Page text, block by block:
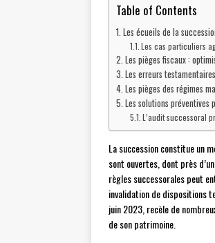
Table of Contents
Les écueils de la
Les cas particuliers
Les pièges fiscaux :
Les erreurs
Les pièges des régimes
Les solutions préventives
L’audit successoral
La succession constitue un
sont ouvertes, dont près
règles successorales peut
invalidation de dispositions
juin 2023, recèle de
de son patrimoine.